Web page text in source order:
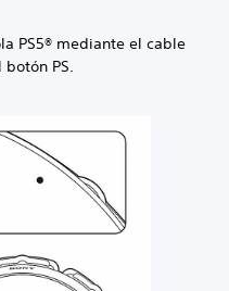
PS5® mediante el cable
PS.